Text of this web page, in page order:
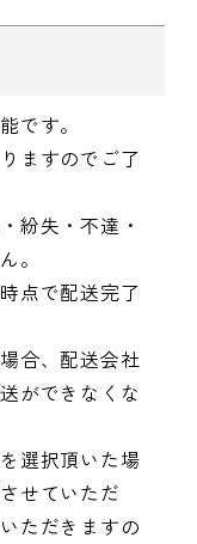
です。
ますのでご了
紛失・不達・
。
点で配送完了
合、配送会社
ができなくな
選択頂いた場
せていただ
ただきますの